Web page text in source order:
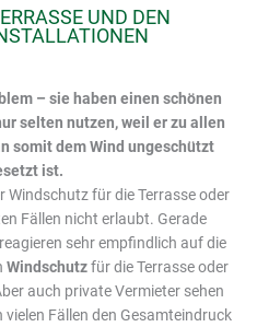
UND DEN
– sie haben einen schönen
selten nutzen, weil er zu allen
somit dem Wind ungeschützt
ist.
Windschutz für die Terrasse oder
Fällen nicht erlaubt. Gerade
sehr empfindlich auf die
Windschutzfür die Terrasse oder
auch private Vermieter sehen
Fällen den Gesamteindruck